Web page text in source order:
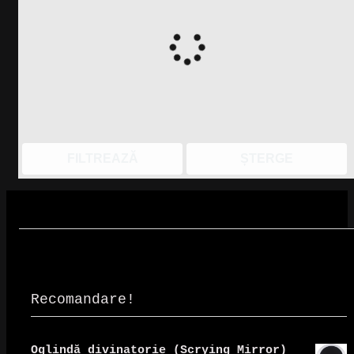
Recomandare!
Oglindă divinatorie (Scrying Mirror)